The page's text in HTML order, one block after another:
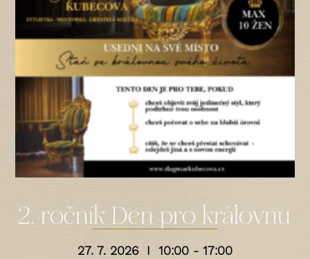
2. ročník Den pro královnu
27. 7. 2026 I 10:00 - 17:00